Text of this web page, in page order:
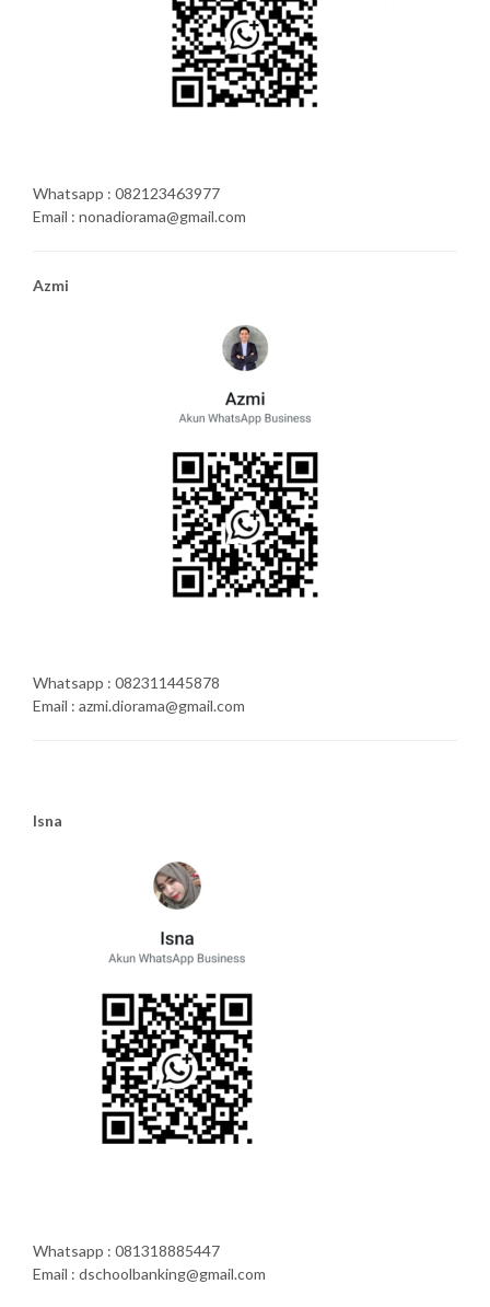
Whatsapp : 082123463977
Email : nonadiorama@gmail.com
Azmi
Whatsapp : 082311445878
Email : azmi.diorama@gmail.com
Isna
Whatsapp : 081318885447
Email : dschoolbanking@gmail.com